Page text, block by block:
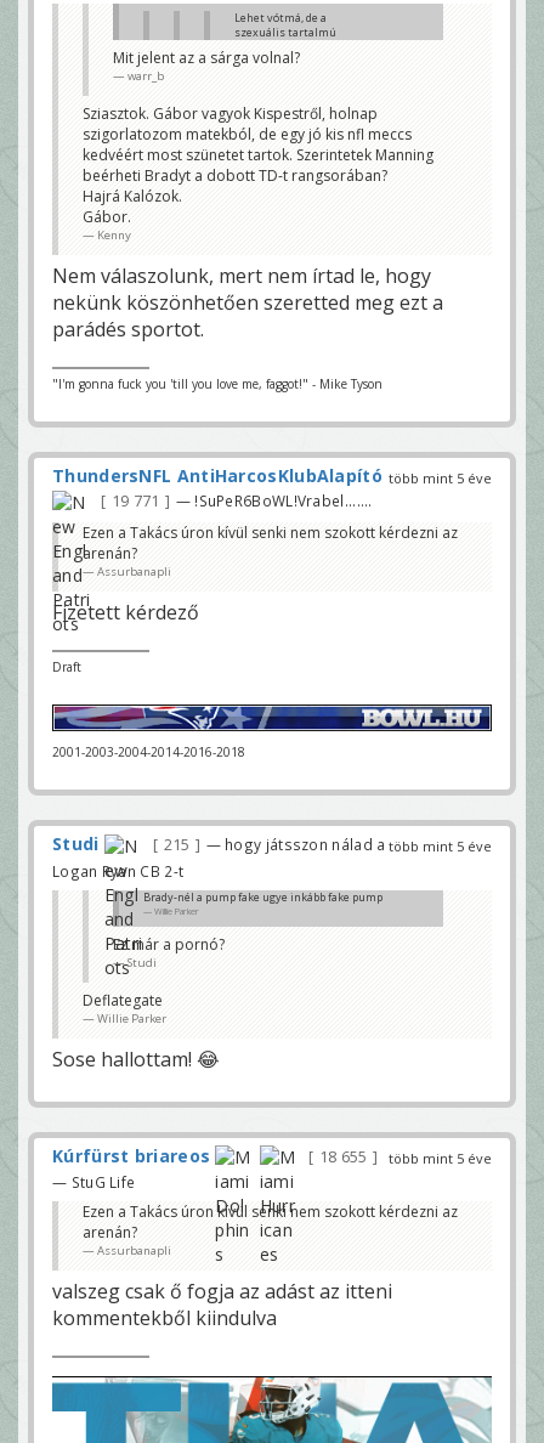
Lehet vótmá, de a
szexuális tartalmú
tartalmú képbe vagy
egy ilyen meccsen csak
szakmázgatás jöhet
You mean hogy Brady most akkor kiégett-
a következőt
r.baggio
Mit jelent az a sárga volnal?
warr_b
Sziasztok. Gábor vagyok Kispestről, holnap
szigorlatozom matekból, de egy jó kis nfl meccs
kedvéért most szünetet tartok. Szerintetek Manning
beérheti Bradyt a dobott TD-t rangsorában?
Hajrá Kalózok.
Gábor.
Kenny
Nem válaszolunk, mert nem írtad le, hogy
nekünk köszönhetően szeretted meg ezt a
parádés sportot.
"I'm gonna fuck you 'till you love me, faggot!" - Mike Tyson
több mint 5 éve
ThundersNFL AntiHarcosKlubAlapító
19 771 — !SuPeR6BoWL!Vrabel.......
Ezen a Takács úron kívül senki nem szokott kérdezni az
arenán?
Assurbanapli
Fizetett kérdező
Draft
2001-2003-2004-2014-2016-2018
több mint 5 éve
Studi 215
— hogy játsszon nálad a
Logan Ryan CB 2-t
Brady-nél a pump fake ugye inkább fake pump
Willie Parker
Ez már a pornó?
Studi
Deflategate
Willie Parker
Sose hallottam! 😂
több mint 5 éve
Kúrfürst briareos 18 655
— StuG Life
Ezen a Takács úron kívül senki nem szokott kérdezni az
arenán?
Assurbanapli
valszeg csak ő fogja az adást az itteni
kommentekből kiindulva